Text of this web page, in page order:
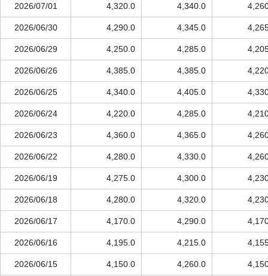
2026/07/01 4,320.0 4,340.0
2026/06/30 4,290.0 4,345.0
2026/06/29 4,250.0 4,285.0
2026/06/26 4,385.0 4,385.0
2026/06/25 4,340.0 4,405.0
2026/06/24 4,220.0 4,285.0
2026/06/23 4,360.0 4,365.0
2026/06/22 4,280.0 4,330.0
2026/06/19 4,275.0 4,300.0
2026/06/18 4,280.0 4,320.0
2026/06/17 4,170.0 4,290.0
2026/06/16 4,195.0 4,215.0
2026/06/15 4,150.0 4,260.0